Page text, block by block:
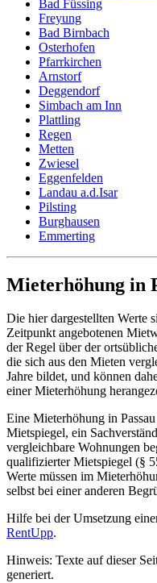
Bad Füssing
Freyung
Bad Birnbach
Osterhofen
Pfarrkirchen
Arnstorf
Deggendorf
Simbach am Inn
Plattling
Regen
Metten
Zwiesel
Eggenfelden
Landau a.d.Isar
Pilsting
Burghausen
Emmerting
Mieterhöhung in
Die hier dargestellten Werte
Zeitpunkt angebotenen
der Regel über der
die sich aus den Mieten
Jahre bildet, und können
einer Mieterhöhung
Eine Mieterhöhung in
Mietspiegel, ein
vergleichbare Wohnungen
qualifizierter Mietspiegel (§
Werte müssen im
selbst bei einer anderen
Hilfe bei der Umsetzung
RentUpp.
Hinweis: Texte auf dieser
generiert.